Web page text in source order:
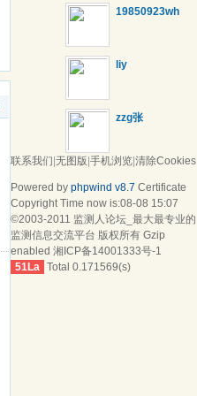
19850923wh
liy
zzg张
联系我们|无图版|手机浏览|清除Cookies
Powered by phpwind v8.7 Certificate
Copyright Time now is:08-08 15:07
©2003-2011 监测人论坛_最大最专业的
监测信息交流平台 版权所有 Gzip
enabled 湘ICP备14001333号-1
51La
Total 0.171569(s)